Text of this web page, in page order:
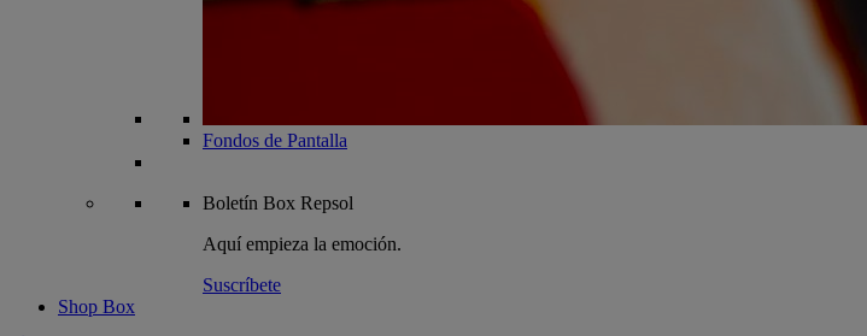
Fondos de Pantalla
Boletín Box Repsol
Aquí empieza la emoción.
Suscríbete
Shop Box